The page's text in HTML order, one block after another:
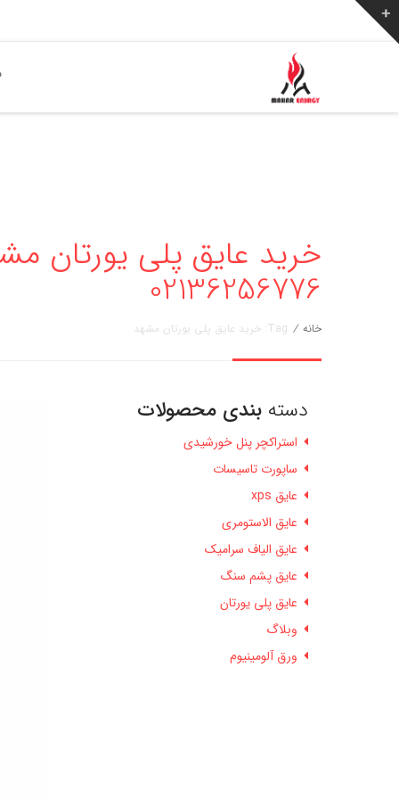
خرید عایق پلی یورتان
02136256776
خانه / Tag: خرید عایق پلی یورتان مشهد
دسته بندی محصولات
استراکچر پنل خورشیدی
ساپورت تاسیسات
عایق xps
عایق الاستومری
عایق الیاف سرامیک
عایق پشم سنگ
عایق پلی یورتان
وبلاگ
ورق آلومینیوم